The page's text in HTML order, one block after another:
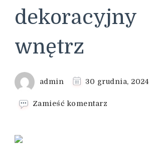
dekoracyjny
wnętrz
admin 30 grudnia, 2024
Zamieść komentarz